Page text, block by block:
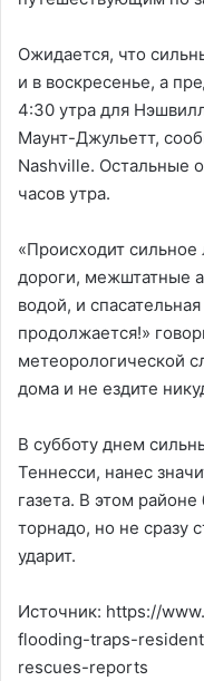
Ожидается, что
и в воскресенье, а
4:30 утра для
Маунт-Джульетт,
Nashville. Остальные
часов утра.
«Происходит
дороги, межштатные
водой, и
продолжается!»
метеорологической
дома и не ездите
В субботу днем
Теннесси, нанес
газета. В этом
торнадо, но не сразу
ударит.
Источник: https://
flooding-traps-
rescues-reports